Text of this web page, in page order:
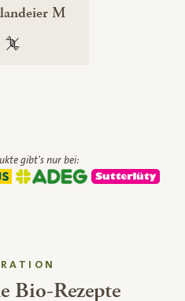
M
100 % gentechnikfrei
gibt's nur bei:
Bio-Rezepte